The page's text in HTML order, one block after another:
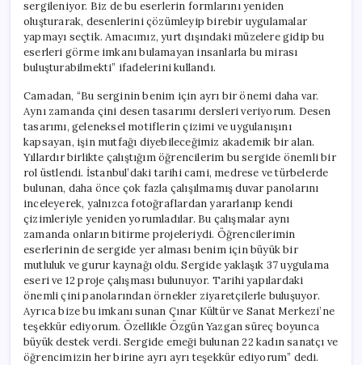
sergileniyor. Biz de bu eserlerin formlarını yeniden
oluşturarak, desenlerini çözümleyip birebir uygulamalar
yapmayı seçtik. Amacımız, yurt dışındaki müzelere gidip bu
eserleri görme imkanı bulamayan insanlarla bu mirası
buluşturabilmekti” ifadelerini kullandı.
Camadan, “Bu serginin benim için ayrı bir önemi daha var.
Aynı zamanda çini desen tasarımı dersleri veriyorum. Desen
tasarımı, geleneksel motiflerin çizimi ve uygulanışını
kapsayan, işin mutfağı diyebileceğimiz akademik bir alan.
Yıllardır birlikte çalıştığım öğrencilerim bu sergide önemli bir
rol üstlendi. İstanbul’daki tarihi cami, medrese ve türbelerde
bulunan, daha önce çok fazla çalışılmamış duvar panolarını
inceleyerek, yalnızca fotoğraflardan yararlanıp kendi
çizimleriyle yeniden yorumladılar. Bu çalışmalar aynı
zamanda onların bitirme projeleriydi. Öğrencilerimin
eserlerinin de sergide yer alması benim için büyük bir
mutluluk ve gurur kaynağı oldu. Sergide yaklaşık 37 uygulama
eseri ve 12 proje çalışması bulunuyor. Tarihi yapılardaki
önemli çini panolarından örnekler ziyaretçilerle buluşuyor.
Ayrıca bize bu imkanı sunan Çınar Kültür ve Sanat Merkezi’ne
teşekkür ediyorum. Özellikle Özgün Yazgan süreç boyunca
büyük destek verdi. Sergide emeği bulunan 22 kadın sanatçı ve
öğrencimizin her birine ayrı ayrı teşekkür ediyorum” dedi.